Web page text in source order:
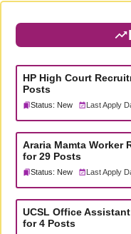
HP High Court
Posts
Status: New Last Apply
Araria Mamta Worker
for 29 Posts
Status: New Last Apply
UCSL Office
for 4 Posts